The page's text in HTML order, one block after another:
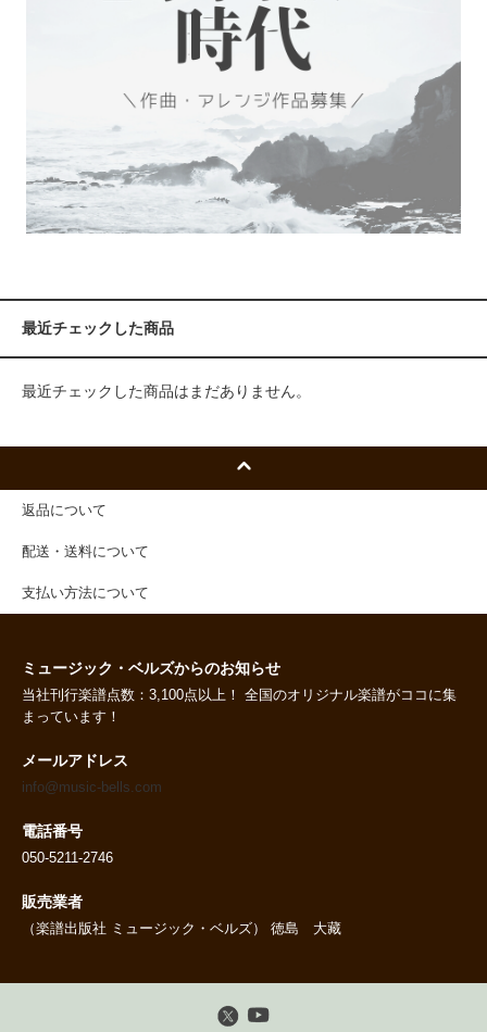
最近チェックした商品
最近チェックした商品はまだありません。
返品について
配送・送料について
支払い方法について
ミュージック・ベルズからのお知らせ
当社刊行楽譜点数：3,100点以上！ 全国のオリジナル楽譜がココに集
まっています！
メールアドレス
info@music-bells.com
電話番号
050-5211-2746
販売業者
（楽譜出版社 ミュージック・ベルズ） 徳島 大藏